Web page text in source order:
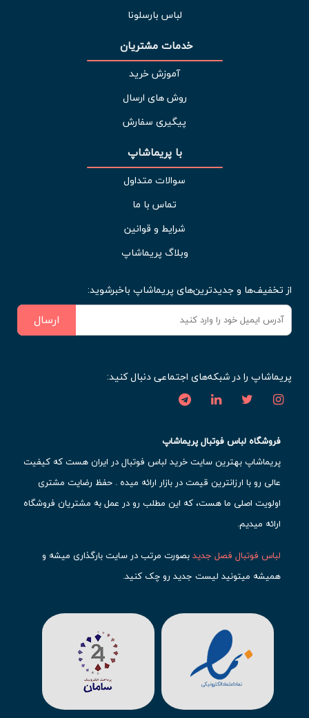
لباس بارسلونا
خدمات مشتریان
آموزش خرید
روش های ارسال
پیگیری سفارش
با پریماشاپ
سوالات متداول
تماس با ما
شرایط و قوانین
وبلاگ پریماشاپ
از تخفیف‌ها و جدیدترین‌های پریماشاپ باخبرشوید:
ارسال
پریماشاپ را در شبکه‌های اجتماعی دنبال کنید:
فروشگاه لباس فوتبال پریماشاپ
پریماشاپ بهترین سایت خرید لباس فوتبال در ایران هست که کیفیت
عالی رو با ارزانترین قیمت در بازار ارائه میده . حفظ رضایت مشتری
اولویت اصلی ما هست، که این مطلب رو در عمل به مشتریان فروشگاه
ارائه میدیم.
لباس فوتبال فصل جدیدبصورت مرتب در سایت بارگذاری میشه و
همیشه میتونید لیست جدید رو چک کنید.
حتما مشاهده کنید که قطعا برای تیم های مطرح دنیای فوتبال، تعداد
بیشتری محصول موجود میشه. این مورد شامل
لباس رئال مادرید
لباس اینتر میامی لباس منچستر سیتی
آث میلان میشه.